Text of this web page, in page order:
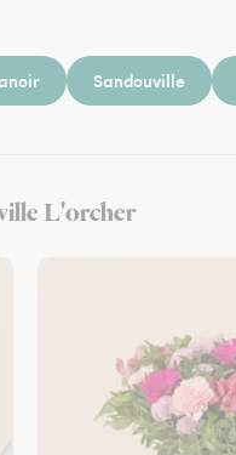
Sandouville
L'orcher